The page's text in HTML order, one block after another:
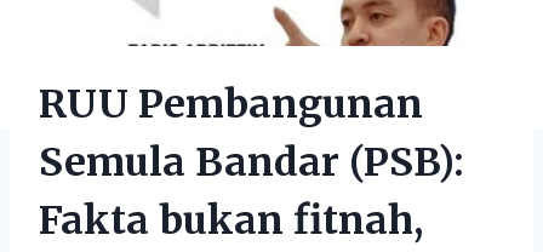
RUU Pembangunan
Semula Bandar (PSB):
Fakta bukan fitnah,